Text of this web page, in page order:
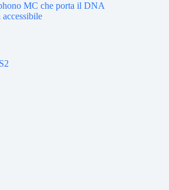
MC che porta il DNA